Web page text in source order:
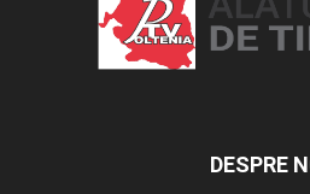
DESPRE